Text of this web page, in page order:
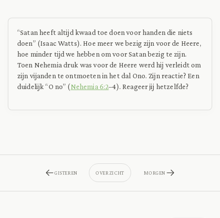
“Satan heeft altijd kwaad toe doen voor handen die niets
doen” (Isaac Watts). Hoe meer we bezig zijn voor de Heere,
hoe minder tijd we hebben om voor Satan bezig te zijn.
Toen Nehemia druk was voor de Heere werd hij verleidt om
zijn vijanden te ontmoeten in het dal Ono. Zijn reactie? Een
duidelijk “O no” (Nehemia 6:2–4). Reageer jij hetzelfde?
GISTEREN OVERZICHT MORGEN